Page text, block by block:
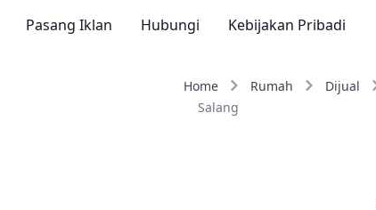
Pasang Iklan Hubungi Kebijakan Pribadi
Home Rumah Dijual
Salang